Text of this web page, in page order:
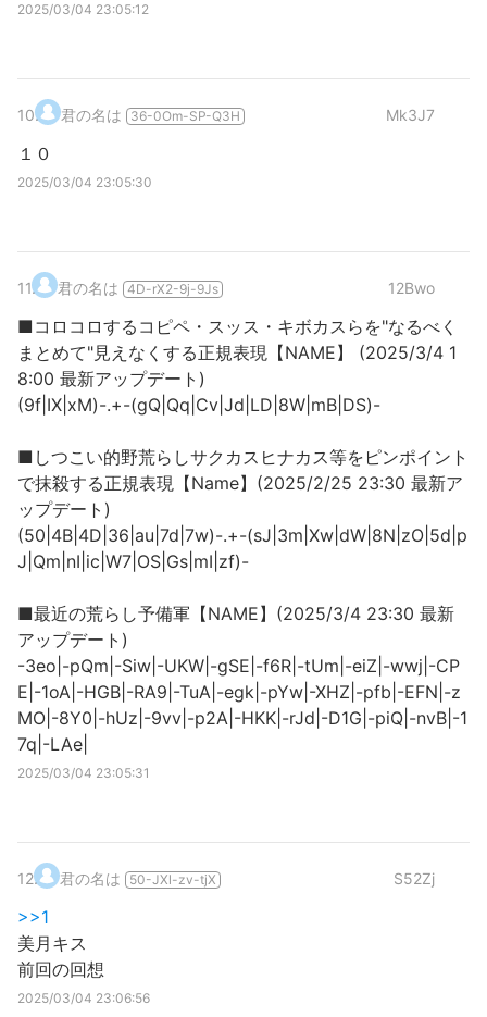
2025/03/04 23:05:12
10. 君の名は 36-0Om-SP-Q3H Mk3J7
１０
2025/03/04 23:05:30
11. 君の名は 4D-rX2-9j-9Js 12Bwo
■コロコロするコピペ・スッス・キボカスらを"なるべく
まとめて"見えなくする正規表現【NAME】 (2025/3/4 1
8:00 最新アップデート)
(9f|IX|xM)-.+-(gQ|Qq|Cv|Jd|LD|8W|mB|DS)-
■しつこい的野荒らしサクカスヒナカス等をピンポイント
で抹殺する正規表現【Name】(2025/2/25 23:30 最新ア
ップデート)
(50|4B|4D|36|au|7d|7w)-.+-(sJ|3m|Xw|dW|8N|zO|5d|p
J|Qm|nI|ic|W7|OS|Gs|mI|zf)-
■最近の荒らし予備軍【NAME】(2025/3/4 23:30 最新
アップデート)
-3eo|-pQm|-Siw|-UKW|-gSE|-f6R|-tUm|-eiZ|-wwj|-CP
E|-1oA|-HGB|-RA9|-TuA|-egk|-pYw|-XHZ|-pfb|-EFN|-z
MO|-8Y0|-hUz|-9vv|-p2A|-HKK|-rJd|-D1G|-piQ|-nvB|-1
7q|-LAe|
2025/03/04 23:05:31
12. 君の名は 50-JXl-zv-tjX S52Zj
>>1
美月キス
前回の回想
2025/03/04 23:06:56